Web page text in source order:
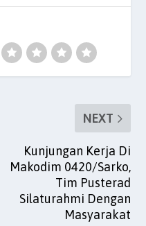
dI
n
t
NEXT
Kunjungan Kerja Di
Makodim 0420/Sarko,
Tim Pusterad
Silaturahmi Dengan
Masyarakat